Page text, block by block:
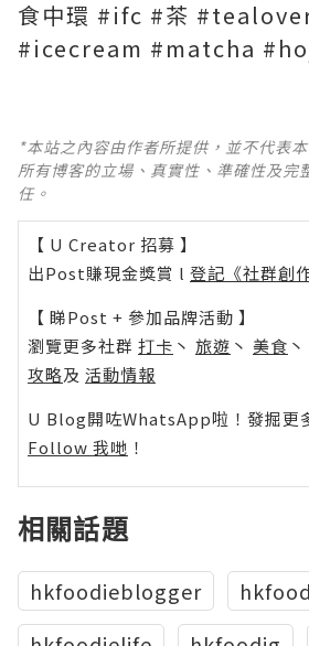
食中環 #ifc #茶
#icecream #matcha
*本站之內容由作者所提供，並不代表
所有博客的立場、真實性、準確性及完
任。
【 U Creator 招募 】
出Post賺現金獎賞 l 登記《社群創
【 睇Post + 參加品牌活動 】
瀏覽更多社群 打卡 丶 旅遊 丶 美食 丶
攻略及 活動情報
U Blog開咗WhatsApp啦！發掘更
Follow 我哋 ！
相關話題
hkfoodieblogger